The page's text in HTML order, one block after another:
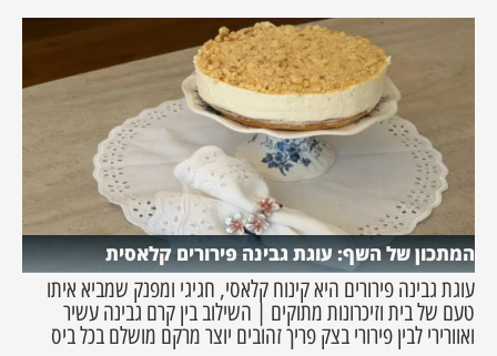
המתכון של השף: עוגת גבינה פירורים קלאסית
עוגת גבינה פירורים היא קינוח קלאסי, חגיגי ומפנק שמביא איתו
טעם של בית וזיכרונות מתוקים | השילוב בין קרם גבינה עשיר
ואוורירי לבין פירורי בצק פריך זהובים יוצר מרקם מושלם בכל ביס